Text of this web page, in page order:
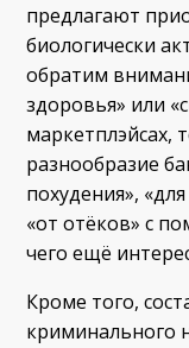
предлагают
биологически
обратим
здоровья» или
маркетплэйсах,
разнообразие
похудения»,
«от отёков» с
чего ещё
Кроме того,
криминального